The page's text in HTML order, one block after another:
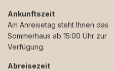
Ankunftszeit
Am Anreisetag steht Ihnen das
Sommerhaus ab 15:00 Uhr zur
Verfügung.
Abreisezeit